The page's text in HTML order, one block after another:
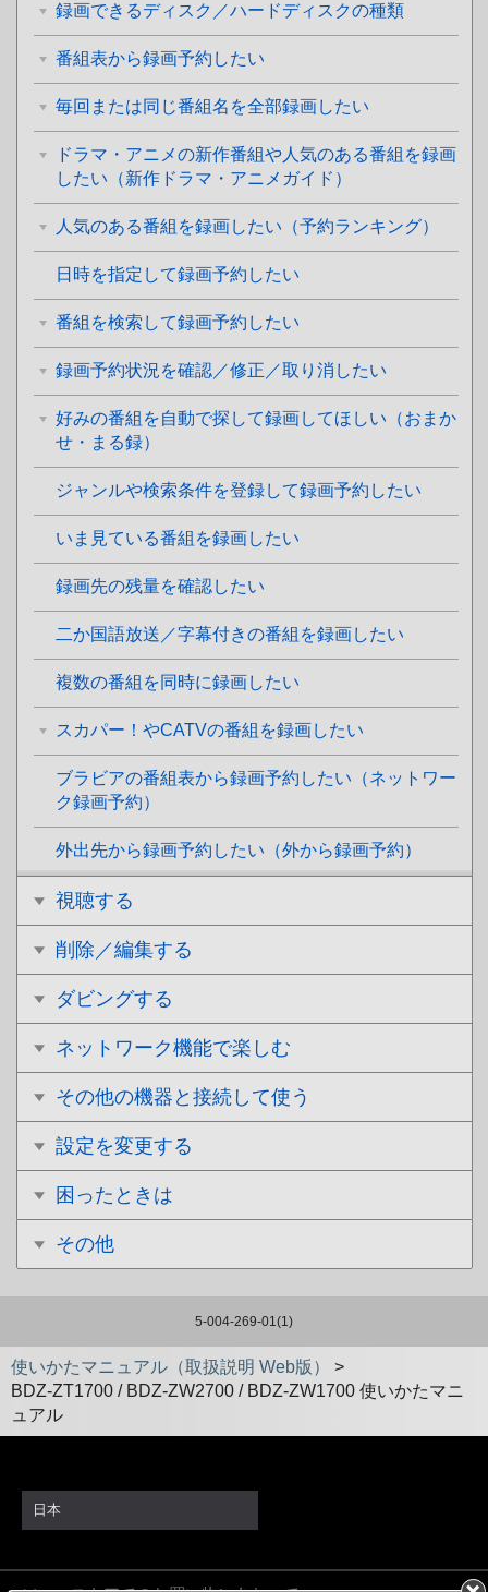
録画できるディスク／ハードディスクの種類
番組表から録画予約したい
毎回または同じ番組名を全部録画したい
ドラマ・アニメの新作番組や人気のある番組を録画
したい（新作ドラマ・アニメガイド）
人気のある番組を録画したい（予約ランキング）
日時を指定して録画予約したい
番組を検索して録画予約したい
録画予約状況を確認／修正／取り消したい
好みの番組を自動で探して録画してほしい（おまか
せ・まる録）
ジャンルや検索条件を登録して録画予約したい
いま見ている番組を録画したい
録画先の残量を確認したい
二か国語放送／字幕付きの番組を録画したい
複数の番組を同時に録画したい
スカパー！やCATVの番組を録画したい
ブラビアの番組表から録画予約したい（ネットワー
ク録画予約）
外出先から録画予約したい（外から録画予約）
視聴する
削除／編集する
ダビングする
ネットワーク機能で楽しむ
その他の機器と接続して使う
設定を変更する
困ったときは
その他
5-004-269-01(1)
使いかたマニュアル（取扱説明 Web版）
>
BDZ-ZT1700 / BDZ-ZW2700 / BDZ-ZW1700 使いかたマニ
ュアル
日本